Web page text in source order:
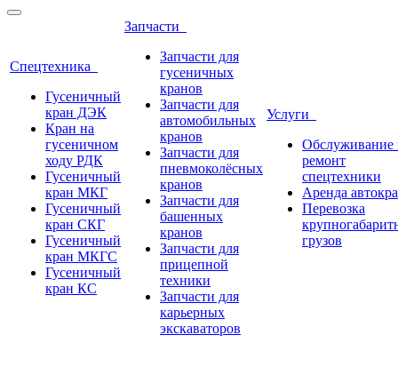
Спецтехника
Гусеничный
кран ДЭК
Кран на
гусеничном
ходу РДК
Гусеничный
кран МКГ
Гусеничный
кран СКГ
Гусеничный
кран МКГС
Гусеничный
кран КС
Запчасти
Запчасти для
гусеничных
кранов
Запчасти для
автомобильных
кранов
Запчасти для
пневмоколёсных
кранов
Запчасти для
башенных
кранов
Запчасти для
прицепной
техники
Запчасти для
карьерных
экскаваторов
Услуги
Обслуживание
ремонт
спецтехники
Аренда
Перевозка
грузов